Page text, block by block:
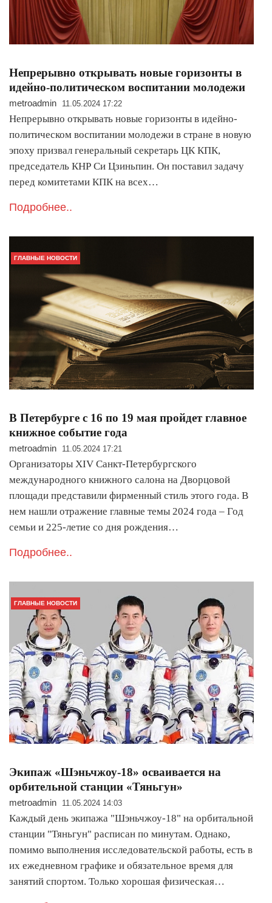
Непрерывно открывать новые горизонты в
идейно-политическом воспитании молодежи
metroadmin 11.05.2024 17:22
Непрерывно открывать новые горизонты в идейно-
политическом воспитании молодежи в стране в новую
эпоху призвал генеральный секретарь ЦК КПК,
председатель КНР Си Цзиньпин. Он поставил задачу
перед комитетами КПК на всех…
Подробнее..
ГЛАВНЫЕ НОВОСТИ
В Петербурге с 16 по 19 мая пройдет главное
книжное событие года
metroadmin 11.05.2024 17:21
Организаторы XIV Санкт-Петербургского
международного книжного салона на Дворцовой
площади представили фирменный стиль этого года. В
нем нашли отражение главные темы 2024 года – Год
семьи и 225-летие со дня рождения…
Подробнее..
ГЛАВНЫЕ НОВОСТИ
Экипаж «Шэньчжоу-18» осваивается на
орбительной станции «Тяньгун»
metroadmin 11.05.2024 14:03
Каждый день экипажа "Шэньчжоу-18" на орбитальной
станции "Тяньгун" расписан по минутам. Однако,
помимо выполнения исследовательской работы, есть в
их ежедневном графике и обязательное время для
занятий спортом. Только хорошая физическая…